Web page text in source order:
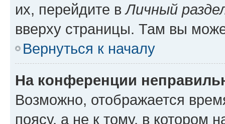
их, перейдите вЛичный
вверху страницы. Там вы
Вернуться к началу
На конференции
Возможно, отображается
поясу, а не к тому, в котором